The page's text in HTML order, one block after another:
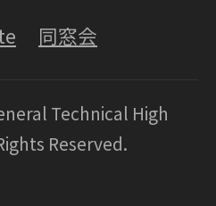
同窓会
Technical High
Reserved.